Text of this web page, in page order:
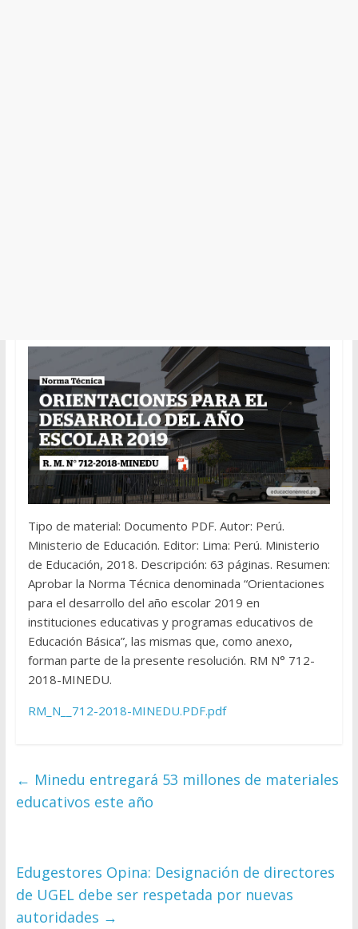
Tipo de material: Documento PDF. Autor: Perú.
Ministerio de Educación. Editor: Lima: Perú. Ministerio
de Educación, 2018. Descripción: 63 páginas. Resumen:
Aprobar la Norma Técnica denominada “Orientaciones
para el desarrollo del año escolar 2019 en
instituciones educativas y programas educativos de
Educación Básica”, las mismas que, como anexo,
forman parte de la presente resolución. RM N° 712-
2018-MINEDU.
RM_N__712-2018-MINEDU.PDF.pdf
← Minedu entregará 53 millones de materiales
educativos este año
Edugestores Opina: Designación de directores
de UGEL debe ser respetada por nuevas
autoridades →